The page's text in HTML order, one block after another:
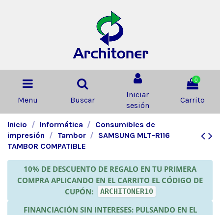
Menu Buscar
Iniciar
sesión
0
Carrito
Inicio Informática
Consumibles de
impresión
Tambor
SAMSUNG MLT-R116
TAMBOR COMPATIBLE
10% DE DESCUENTO DE REGALO EN TU PRIMERA
COMPRA APLICANDO EN EL CARRITO EL CÓDIGO DE
CUPÓN:
ARCHITONER10
FINANCIACIÓN SIN INTERESES: PULSANDO EN EL